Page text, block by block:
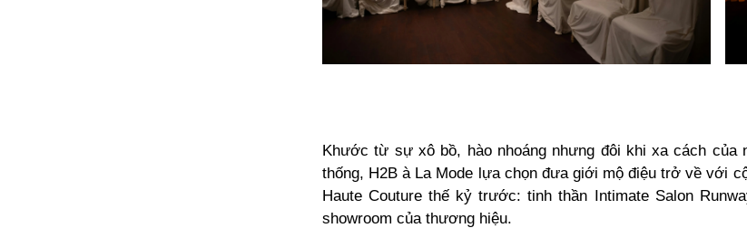
Khước từ sự xô bồ, hào nhoáng nhưng đôi khi xa cách của
thống, H2B à La Mode lựa chọn đưa giới mộ điệu trở về với
Haute Couture thế kỷ trước: tinh thần Intimate Salon
showroom của thương hiệu.